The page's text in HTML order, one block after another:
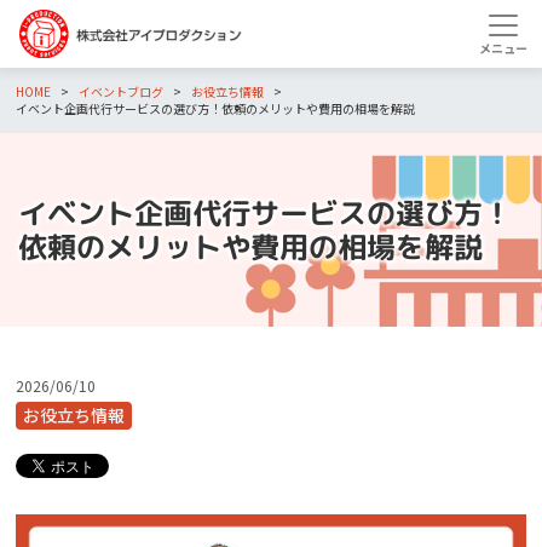
HOME イベントブログ
お役立ち情報
イベント企画代行サービスの選び方！依頼のメリットや費用の相場を解説
イベント企画代行サービスの選び方！
依頼のメリットや費用の相場を解説
2026/06/10
お役立ち情報